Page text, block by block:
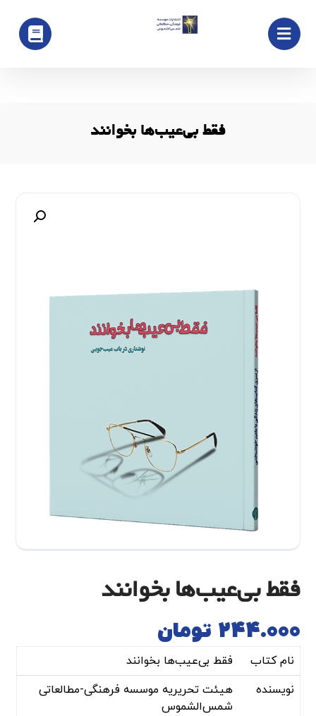
فقط بی‌عیب‌ها بخوانند
فقط بی‌عیب‌ها بخوانند
۲۴۴.۰۰۰ تومان
نام کتاب
فقط بی‌عیب‌ها بخوانند
نویسنده
هیئت تحریریه موسسه فرهنگی-مطالعاتی
شمس‌الشموس